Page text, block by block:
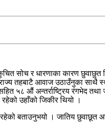
सोच र धारणाका कारण
तहबाटै आवाज उठाउँनुका साथै
सहित ५८ औं अन्तर्राष्ट्रिय रंगभेद
उहाँको जिकीर थियो ।
बताउनुभयो । जातिय छुवाछूत